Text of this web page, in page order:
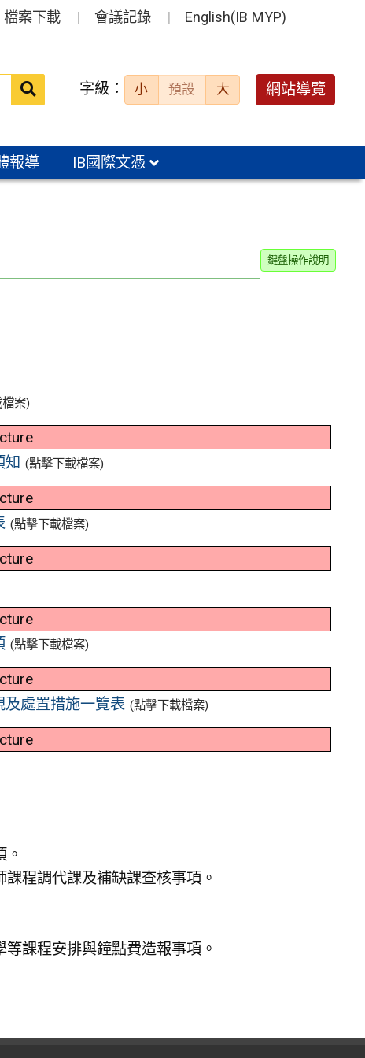
檔案下載 會議記錄 English(IB MYP)
送出 字級： 小 預設 大 網站導覽
報導 IB國際文憑
鍵盤操作說明
案)
知 (點擊下載檔案)
(點擊下載檔案)
(點擊下載檔案)
處置措施一覽表 (點擊下載檔案)
程調代課及補缺課查核事項。
課程安排與鐘點費造報事項。